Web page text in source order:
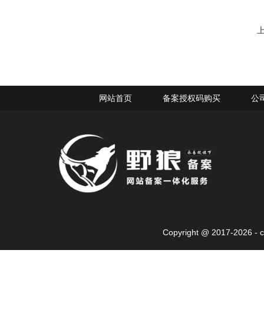
网站首页 备案授权码购买 公
Copyright @ 2017-2026